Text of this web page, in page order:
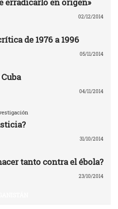
02/12/2014
de 1976 a 1996
05/11/2014
04/11/2014
31/10/2014
tanto contra el ébola?
23/10/2014